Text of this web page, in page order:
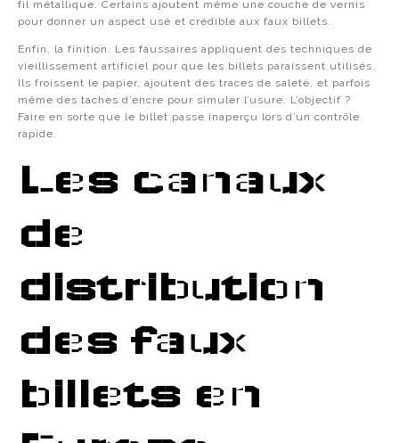
fil métallique. Certains ajoutent même une couche de vernis
pour donner un aspect usé et crédible aux faux billets.
Enfin, la finition. Les faussaires appliquent des techniques de
vieillissement artificiel pour que les billets paraissent utilisés.
Ils froissent le papier, ajoutent des traces de saleté, et parfois
même des taches d’encre pour simuler l’usure. L’objectif ?
Faire en sorte que le billet passe inaperçu lors d’un contrôle
rapide.
Les canaux
de
distribution
des faux
billets en